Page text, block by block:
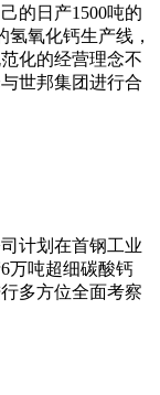
的日产1500吨的
氧化钙生产线，
化的经营理念不
世邦集团进行合
计划在首钢工业
万吨超细碳酸钙
多方位全面考察